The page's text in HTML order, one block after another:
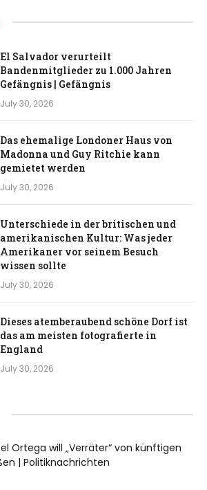
El Salvador verurteilt
Bandenmitglieder zu 1.000 Jahren
Gefängnis | Gefängnis
July 30, 2026
Das ehemalige Londoner Haus von
Madonna und Guy Ritchie kann
gemietet werden
July 30, 2026
Unterschiede in der britischen und
amerikanischen Kultur: Was jeder
Amerikaner vor seinem Besuch
wissen sollte
July 30, 2026
Dieses atemberaubend schöne Dorf ist
das am meisten fotografierte in
England
July 30, 2026